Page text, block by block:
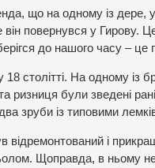
що на одному із
повернувся у Гирову.
до нашого часу –
18 столітті. На одному із
та ризниця були зведені
зруби із типовими
відремонтований і
Щоправда, в ньому не